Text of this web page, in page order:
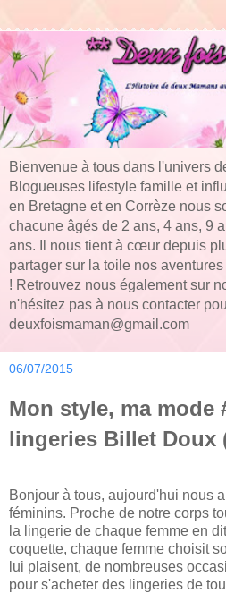
Bienvenue à tous dans l'univers
Blogueuses lifestyle famille et
en Bretagne et en Corrèze nous
chacune âgés de 2 ans, 4 ans, 9
ans. Il nous tient à cœur depuis
partager sur la toile nos
! Retrouvez nous également sur
n'hésitez pas à nous contacter
deuxfoismaman@gmail.com
06/07/2015
Mon style, ma mode
lingeries Billet Doux
Bonjour à tous, aujourd'hui nous
féminins. Proche de notre corps
la lingerie de chaque femme en
coquette, chaque femme choisit
lui plaisent, de nombreuses
pour s'acheter des lingeries de